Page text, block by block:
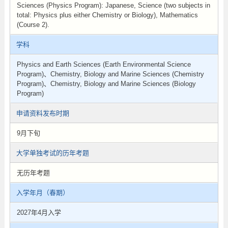
Sciences (Physics Program): Japanese, Science (two subjects in
total: Physics plus either Chemistry or Biology), Mathematics
(Course 2).
学科
Physics and Earth Sciences (Earth Environmental Science
Program)、Chemistry, Biology and Marine Sciences (Chemistry
Program)、Chemistry, Biology and Marine Sciences (Biology
Program)
申请资料发布时期
9月下旬
大学单独考试的历年考题
无历年考题
入学年月（春期）
2027年4月入学